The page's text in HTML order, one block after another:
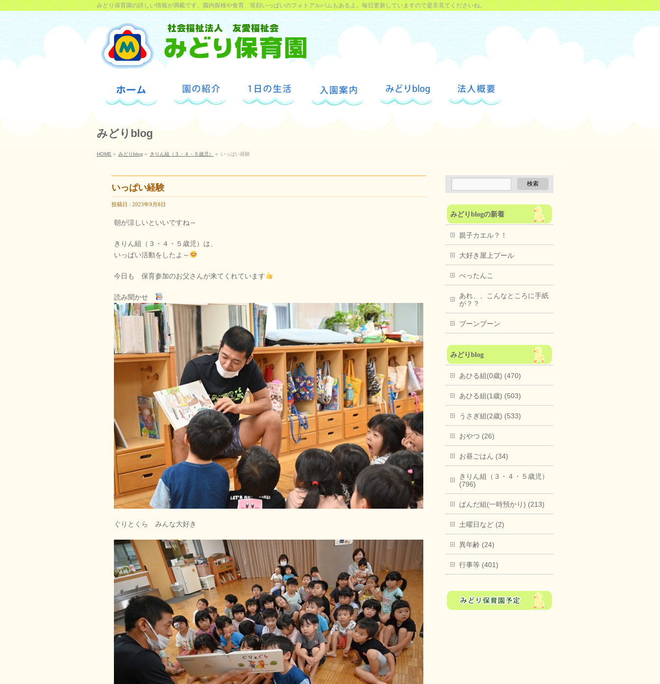
みどり保育園の詳しい情報が満載です。園内探検や食育、笑顔いっぱいのフォトアルバムもあるよ。毎日更新していますので是非見てくださいね。
みどりblog
HOME » みどりblog » きりん組（３・４・５歳児） » いっぱい経験
いっぱい経験
投稿日 : 2023年9月8日
朝が涼しいといいですね～
きりん組（３・４・５歳児）は、
いっぱい活動をしたよ～
今日も 保育参加のお父さんが来てくれています
読み聞かせ
ぐりとくら みんな大好き
みどりblogの新着
親子カエル？！
大好き屋上プール
ぺったんこ
あれ、、こんなところに手紙
が？？
ブーンブーン
みどりblog
あひる組(0歳) (470)
あひる組(1歳) (503)
うさぎ組(2歳) (533)
おやつ (26)
お昼ごはん (34)
きりん組（３・４・５歳児）
(796)
ぱんだ組(一時預かり) (213)
土曜日など (2)
異年齢 (24)
行事等 (401)